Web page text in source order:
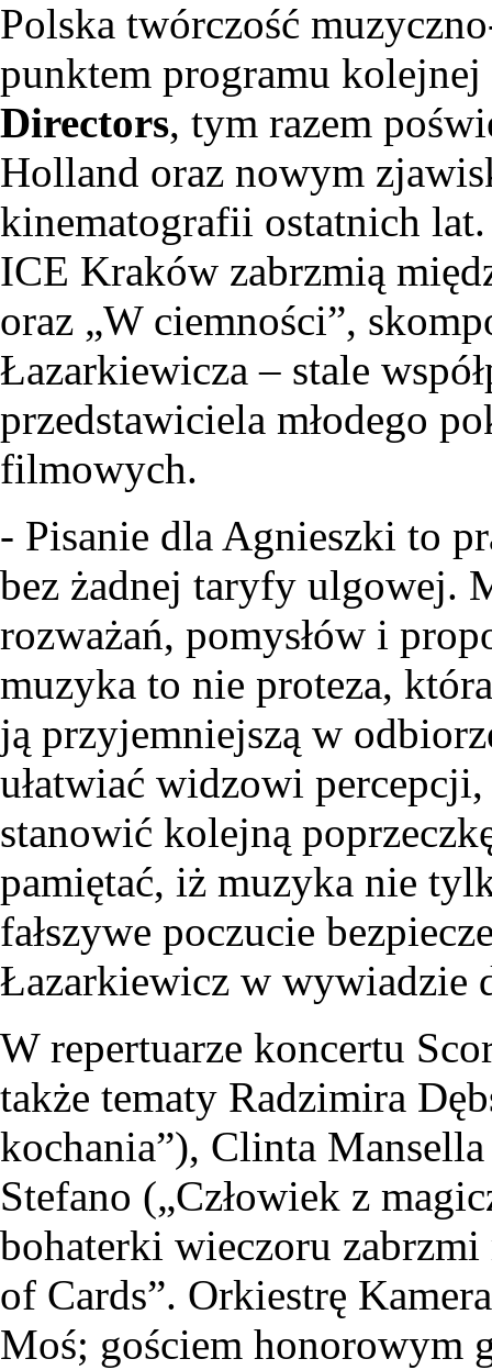
Polska twórczość
punktem programu
Directors, tym razem
Holland oraz nowym
kinematografii ostatnich
ICE Kraków zabrzmią
oraz „W ciemności”,
Łazarkiewicza – stale
przedstawiciela młodego
filmowych.
- Pisanie dla Agnieszki to
bez żadnej taryfy ulgowej.
rozważań, pomysłów i
muzyka to nie proteza,
ją przyjemniejszą w
ułatwiać widzowi
stanowić kolejną
pamiętać, iż muzyka nie
fałszywe poczucie
Łazarkiewicz w wywiadzie
W repertuarze koncertu
także tematy Radzimira
kochania”), Clinta
Stefano („Człowiek z
bohaterki wieczoru zabrzmi
of Cards”. Orkiestrę
Moś; gościem honorowym